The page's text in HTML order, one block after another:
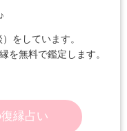
をしています。
を無料で鑑定します。
縁占い